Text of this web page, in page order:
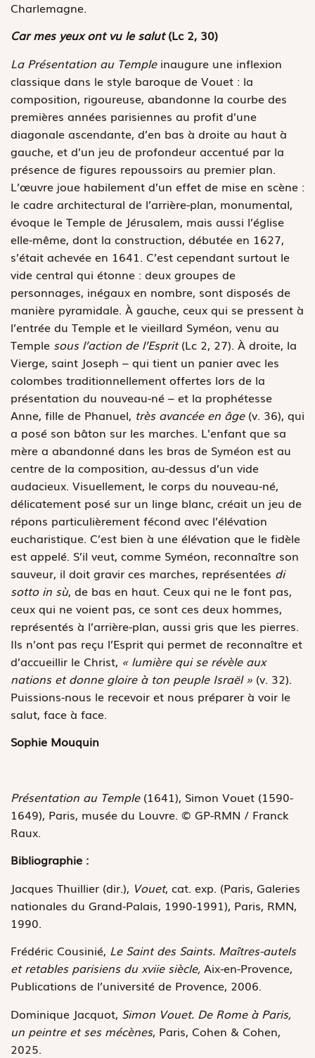
Charlemagne.
Car mes yeux ont vu le salut(Lc 2, 30)
La Présentation au Templeinaugure une inflexion
classique dans le style baroque de Vouet : la
composition, rigoureuse, abandonne la courbe des
premières années parisiennes au profit d’une
diagonale ascendante, d’en bas à droite au haut à
gauche, et d’un jeu de profondeur accentué par la
présence de figures repoussoirs au premier plan.
L’œuvre joue habilement d’un effet de mise en scène :
le cadre architectural de l’arrière-plan, monumental,
évoque le Temple de Jérusalem, mais aussi l’église
elle-même, dont la construction, débutée en 1627,
s’était achevée en 1641. C’est cependant surtout le
vide central qui étonne : deux groupes de
personnages, inégaux en nombre, sont disposés de
manière pyramidale. À gauche, ceux qui se pressent à
l’entrée du Temple et le vieillard Syméon, venu au
Temple sous l’action de l’Esprit(Lc 2, 27). À droite, la
Vierge, saint Joseph – qui tient un panier avec les
colombes traditionnellement offertes lors de la
présentation du nouveau-né – et la prophétesse
Anne, fille de Phanuel, très avancée en âge(v. 36), qui
a posé son bâton sur les marches. L’enfant que sa
mère a abandonné dans les bras de Syméon est au
centre de la composition, au-dessus d’un vide
audacieux. Visuellement, le corps du nouveau-né,
délicatement posé sur un linge blanc, créait un jeu de
répons particulièrement fécond avec l’élévation
eucharistique. C’est bien à une élévation que le fidèle
est appelé. S’il veut, comme Syméon, reconnaître son
sauveur, il doit gravir ces marches, représentées di
sotto in sù, de bas en haut. Ceux qui ne le font pas,
ceux qui ne voient pas, ce sont ces deux hommes,
représentés à l’arrière-plan, aussi gris que les pierres.
Ils n’ont pas reçu l’Esprit qui permet de reconnaître et
d’accueillir le Christ, « lumière qui se révèle aux
nations et donne gloire à ton peuple Israël » (v. 32).
Puissions-nous le recevoir et nous préparer à voir le
salut, face à face.
Sophie Mouquin
Présentation au Temple (1641), Simon Vouet (1590-
1649), Paris, musée du Louvre. © GP-RMN / Franck
Raux.
Bibliographie :
Jacques Thuillier (dir.), Vouet, cat. exp. (Paris, Galeries
nationales du Grand-Palais, 1990-1991), Paris, RMN,
1990.
Frédéric Cousinié, Le Saint des Saints. Maîtres-autels
et retables parisiens du xviie siècle, Aix-en-Provence,
Publications de l’université de Provence, 2006.
Dominique Jacquot, Simon Vouet. De Rome à Paris,
un peintre et ses mécènes, Paris, Cohen & Cohen,
2025.